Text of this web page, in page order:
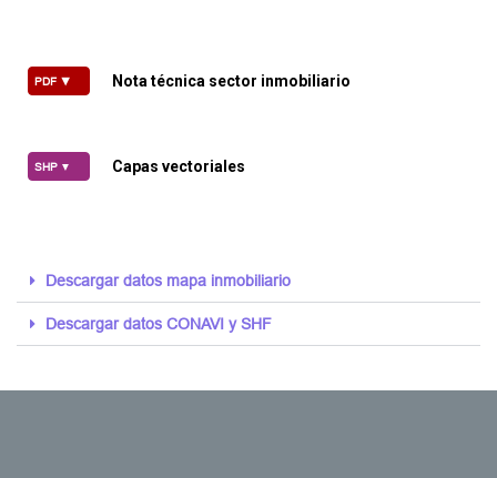
PDF ▼ Nota técnica sector inmobiliario
SHP ▼ Capas vectoriales
Descargar datos mapa inmobiliario
Descargar datos CONAVI y SHF